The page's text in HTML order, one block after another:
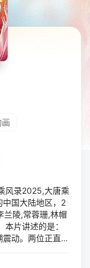
风录2025,大唐乘
中国大陆地区，2
兰陵,常蓉珊,林帽
片讲述的是：
动。两位正直弟
一个名捕头和一